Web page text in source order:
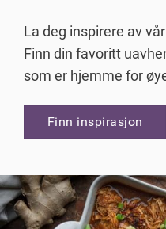
La deg inspirere av
Finn din favoritt
som er hjemme for
Finn inspirasjon